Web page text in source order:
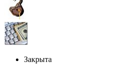
Закрыта